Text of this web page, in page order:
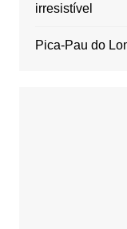
irresistível
Pica-Pau do